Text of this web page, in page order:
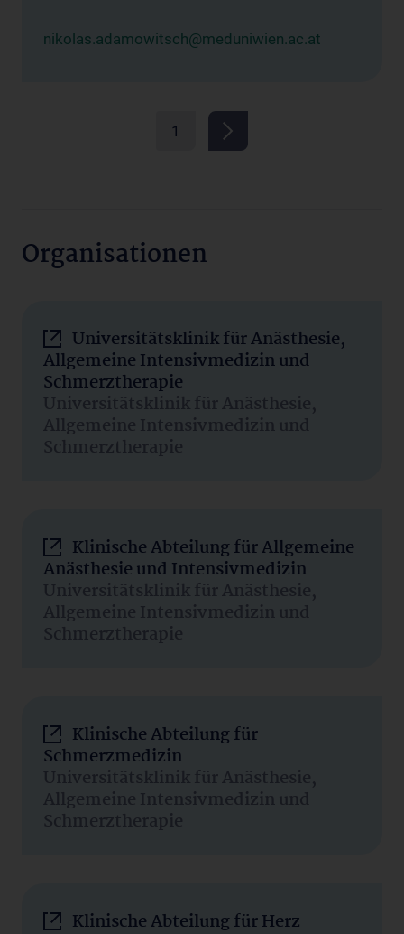
nikolas.adamowitsch@meduniwien.ac.at
1
Organisationen
Universitätsklinik für Anästhesie,
Allgemeine Intensivmedizin und
Schmerztherapie
Universitätsklinik für Anästhesie,
Allgemeine Intensivmedizin und
Schmerztherapie
Klinische Abteilung für Allgemeine
Anästhesie und Intensivmedizin
Universitätsklinik für Anästhesie,
Allgemeine Intensivmedizin und
Schmerztherapie
Klinische Abteilung für
Schmerzmedizin
Universitätsklinik für Anästhesie,
Allgemeine Intensivmedizin und
Schmerztherapie
Klinische Abteilung für Herz-